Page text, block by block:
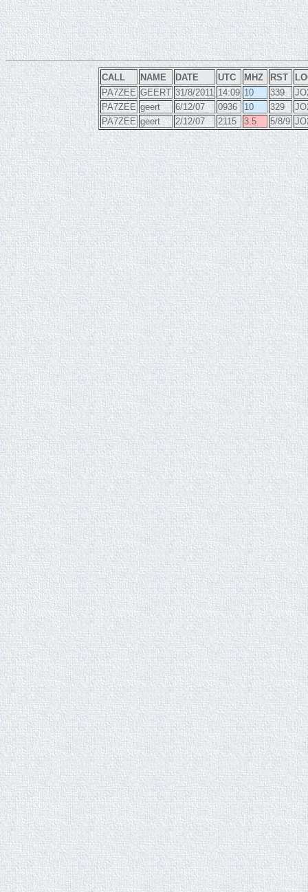
CALL NAME DATE UTC MHZ RST
PA7ZEE GEERT 31/8/2011 14:09 10 339
PA7ZEE geert 6/12/07 0936 10 329
PA7ZEE geert 2/12/07 2115 3.5 5/8/9